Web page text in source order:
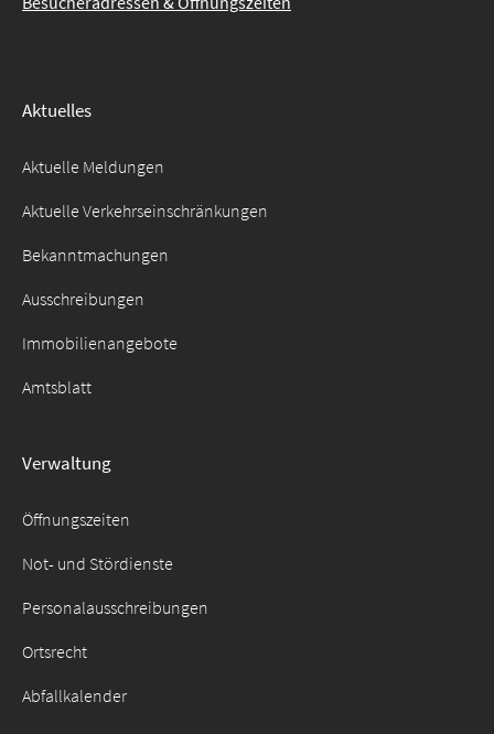
Aktuelles
Aktuelle Meldungen
Aktuelle Verkehrseinschränkungen
Bekanntmachungen
Ausschreibungen
Immobilienangebote
Amtsblatt
Verwaltung
Öffnungszeiten
Not- und Stördienste
Personalausschreibungen
Ortsrecht
Abfallkalender